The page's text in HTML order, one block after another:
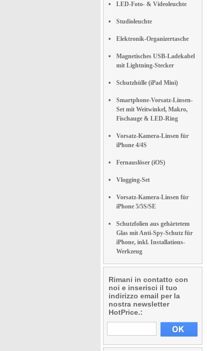
LED-Foto- & Videoleuchte
Studioleuchte
Elektronik-Organizertasche
Magnetisches USB-Ladekabel
mit Lightning-Stecker
Schutzhülle (iPad Mini)
Smartphone-Vorsatz-Linsen-
Set mit Weitwinkel, Makro,
Fischauge & LED-Ring
Vorsatz-Kamera-Linsen für
iPhone 4/4S
Fernauslöser (iOS)
Vlogging-Set
Vorsatz-Kamera-Linsen für
iPhone 5/5S/SE
Schutzfolien aus gehärtetem
Glas mit Anti-Spy-Schutz für
iPhone, inkl. Installations-
Werkzeug
Rimani in contatto con
noi e inserisci il tuo
indirizzo email per la
nostra newsletter
HotPrice.: